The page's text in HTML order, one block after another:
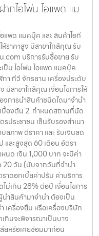
กไอโฟน ไอแพด แม
แพด แมคบุ๊ค และ สินค้าไอที
ห้ราคาสูง มีสาขาใกล้คุณ รับ
.com บริการรับซื้อขาย รับ
ป็น ไอโฟน ไอแพด แมคบุ๊ค
า ทีวี จักรยาน เครื่องประดับ
ง มีสาขาใกล้คุณ เงื่อนไขการให้
งการนำสินค้าชนิดใดมาจำนำ
บื้องต้น 2. กำหนดสถานที่นัด
ประชาชน เซ็นรับรองสำเนา
สภาพ ตีราคา และ รับเงินสด
และสูงสุด 60 เดือน อัตรา
นด เงิน 1,000 บาท จะมีค่า
20 วัน (นับจากวันที่จำนำ
าดอกเบี้ยค่าปรับ ค่าบริการ
ม่เกิน 28% ต่อปี เงื่อนไขการ
นำสินค้ามาจำนำ ต้องเป็น
า เครื่องยืม หรือเครื่องบริษัท
กินจะพิจารณาเป็นบาง
ยหรือเคยซ่อมมาก่อน